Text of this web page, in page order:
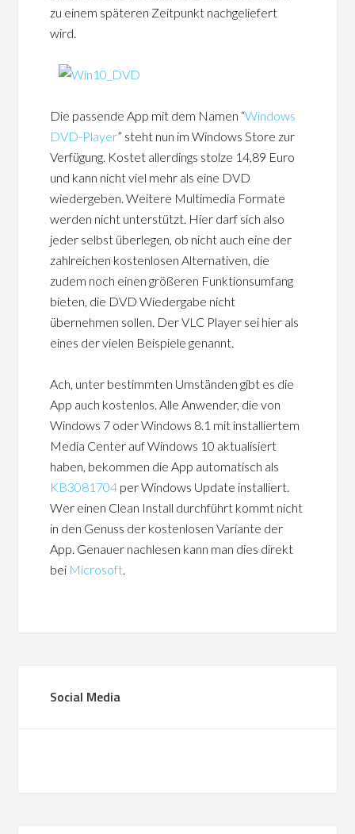
zu einem späteren Zeitpunkt nachgeliefert
wird.
Die passende App mit dem Namen “Windows
DVD-Player” steht nun im Windows Store zur
Verfügung. Kostet allerdings stolze 14,89 Euro
und kann nicht viel mehr als eine DVD
wiedergeben. Weitere Multimedia Formate
werden nicht unterstützt. Hier darf sich also
jeder selbst überlegen, ob nicht auch eine der
zahlreichen kostenlosen Alternativen, die
zudem noch einen größeren Funktionsumfang
bieten, die DVD Wiedergabe nicht
übernehmen sollen. Der VLC Player sei hier als
eines der vielen Beispiele genannt.
Ach, unter bestimmten Umständen gibt es die
App auch kostenlos. Alle Anwender, die von
Windows 7 oder Windows 8.1 mit installiertem
Media Center auf Windows 10 aktualisiert
haben, bekommen die App automatisch als
KB3081704 per Windows Update installiert.
Wer einen Clean Install durchführt kommt nicht
in den Genuss der kostenlosen Variante der
App. Genauer nachlesen kann man dies direkt
bei Microsoft.
Social Media